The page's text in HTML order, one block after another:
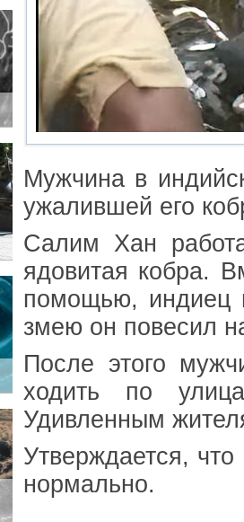
Мужчина в
ужалившей его
Салим Хан
ядовитая кобра.
помощью, индиец
змею он повесил
После этого
ходить по
Удивленным
Утверждается,
нормально.